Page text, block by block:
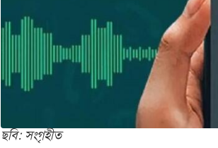
ছবি: সংগৃহীত